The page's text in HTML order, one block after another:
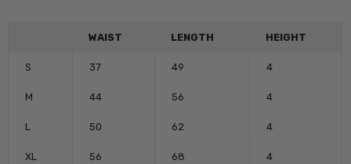
WAIST LENGTH HEIGHT
S 37 49 4
M 44 56 4
L 50 62 4
XL 56 68 4